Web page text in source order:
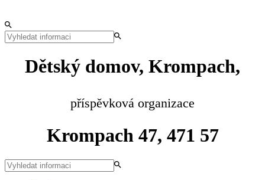
Dětský domov, Krompach,
příspěvková organizace
Krompach 47, 471 57